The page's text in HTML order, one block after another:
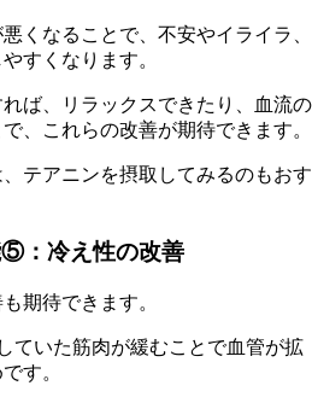
くなることで、不安やイライラ、
すくなります。
ば、リラックスできたり、血流の
、これらの改善が期待できます。
テアニンを摂取してみるのもおす
：冷え性の改善
期待できます。
ていた筋肉が緩むことで血管が拡
す。